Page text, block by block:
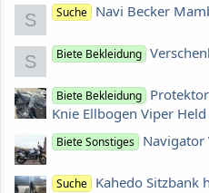
S Suche Navi Becker
S Biete Bekleidung
Biete Bekleidung
Knie Ellbogen Viper
Biete Sonstiges Navigator
Suche Kahedo Sitzbank